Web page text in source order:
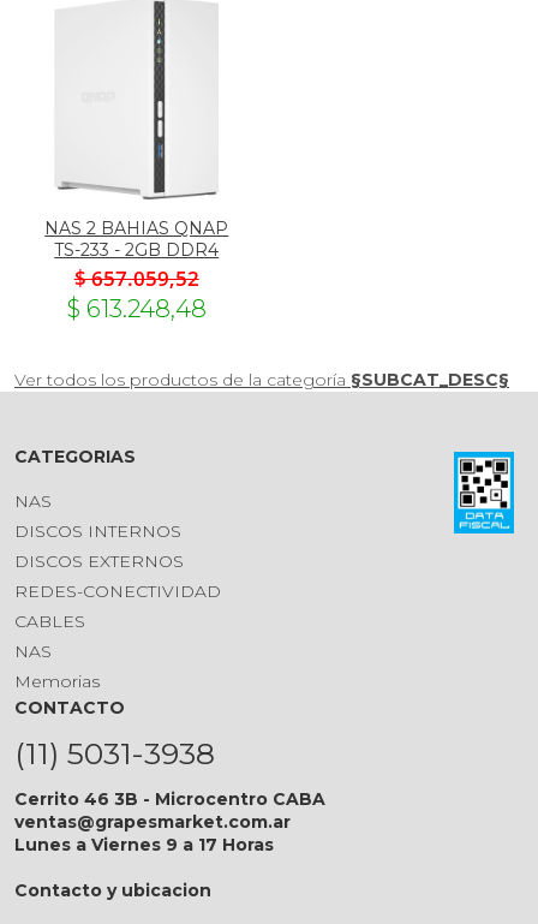
NAS 2 BAHIAS QNAP
TS-233 - 2GB DDR4
$ 657.059,52
$ 613.248,48
Ver todos los productos de la categoría §SUBCAT_DESC§
CATEGORIAS
NAS
DISCOS INTERNOS
DISCOS EXTERNOS
REDES-CONECTIVIDAD
CABLES
NAS
Memorias
CONTACTO
(11) 5031-3938
Cerrito 46 3B - Microcentro CABA
ventas@grapesmarket.com.ar
Lunes a Viernes 9 a 17 Horas
Contacto y ubicacion